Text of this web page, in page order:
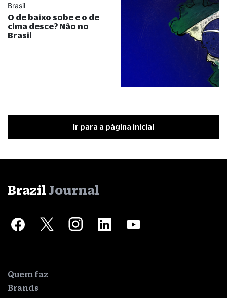
Brasil
O de baixo sobe e o de
cima desce? Não no
Brasil
Ir para a página inicial
Brazil Journal
Quem faz
Brands